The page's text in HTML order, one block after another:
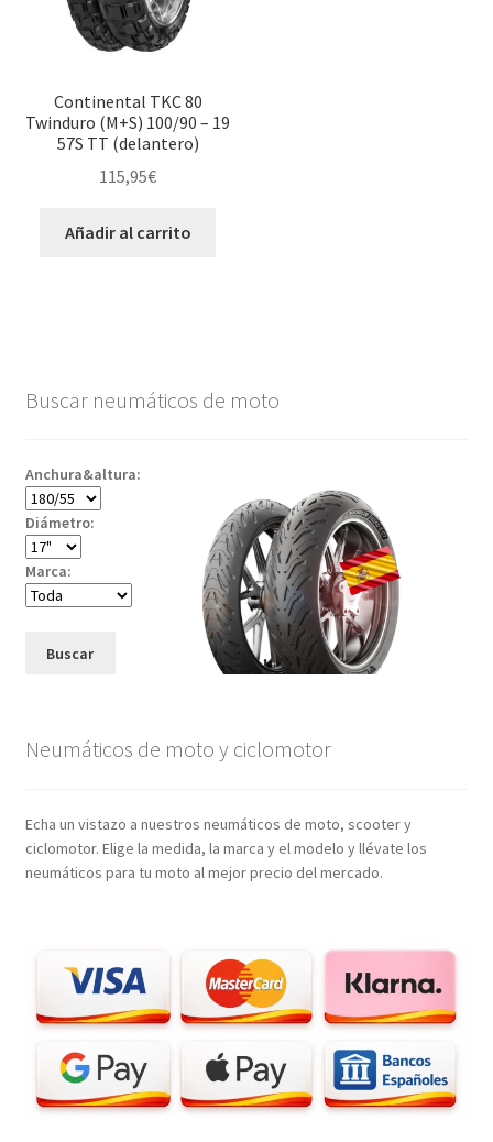
Continental TKC 80
Twinduro (M+S) 100/90 – 19
57S TT (delantero)
115,95€
Añadir al carrito
Buscar neumáticos de moto
Anchura&altura:
Diámetro:
Marca:
Buscar
Neumáticos de moto y ciclomotor
Echa un vistazo a nuestros neumáticos de moto, scooter y
ciclomotor. Elige la medida, la marca y el modelo y llévate los
neumáticos para tu moto al mejor precio del mercado.